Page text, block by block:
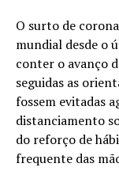
O surto de
mundial desde o
conter o avanço
seguidas as
fossem evitadas
distanciamento
do reforço de
frequente das